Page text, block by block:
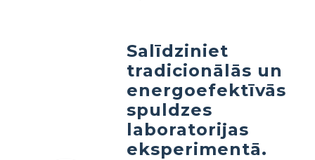
Salīdziniet
tradicionālās un
energoefektīvās
spuldzes
laboratorijas
eksperimentā.